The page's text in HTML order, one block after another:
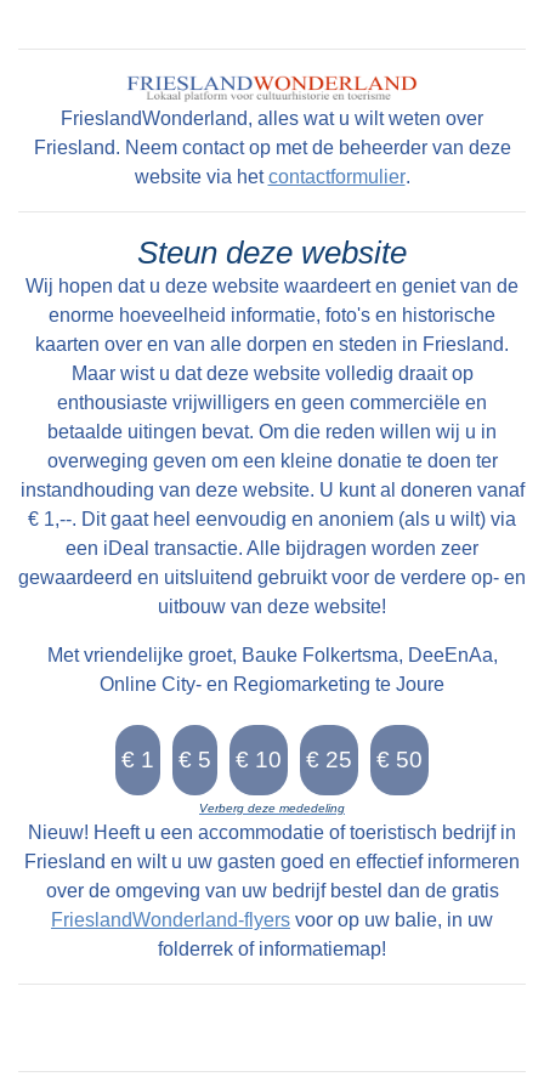
staande en geleegen onder den Dorpe Folsgara
, in het geheel groot na naam 69 Pondematen
alle kostelyke Greidlanden belast met 17 1/2
en kan alsdan vry van Huuringe door den Koper
worden aangevaard.
stinsgracht genoemd. Uit het Register van
aanbreng van 1511 blijkt dat Epa Ighaz “eijgen
geërffd” eigenaar is en Albert Hoytes pachtboer
op de grootste boerderij onder Folsgara. De
boerderij omvat dan LXXX (80) ponden land,
waarvan “36 ponden Hooijland, 31 ponden
Grasland en 7 ponden Reijdland”. Het land ten
zuiden van de boerderij wordt het “lege meden”
genoemd, waaraan het rijeedmeer (rietmeer) ligt.
Het rijeedland (rietland) ligt tegen de “die grote
Rien”. Verder is er nog “6 ponden saedlant
leggende, om ende om op ende an Epas vors.
stins graft”. Deze stinsgracht omsloot de
stinswier en lag tegen het “saedland” aan. Een
andere naam die wordt gebruikt voor stinswier is
‘wijer’. Deze naam komen we tegen in het
Register van aanbreng bij de buurman van Epa
Ighaz op Suderburen. Lolla Taekaz is hier
pachtboer en “dije halve huijssteed mijt die
halve wijer hoert Epa voer XIV st “. Epa Ighaz is
dus eigenaar van de stins op Walma state en
bezit de helft van de wijer (wier) op Suderburen.
Walma state ligt niet aan een doorgaande route.
De oude Middelzeedijk is eind 12e eeuw
grotendeels weggeslagen door een stormvloed,
waarschijnlijk in 1170. Het voetpad van
Folsgare naar Oosthem is de enige
landverbinding. Het pad is ongeschikt voor het
FrieslandWonderland, alles wat u wilt weten over
Friesland. Neem contact op met de beheerder van deze
website via hetcontactformulier.
Steun deze website
Wij hopen dat u deze website waardeert en geniet van de
enorme hoeveelheid informatie, foto's en historische
kaarten over en van alle dorpen en steden in Friesland.
Maar wist u dat deze website volledig draait op
enthousiaste vrijwilligers en geen commerciële en
betaalde uitingen bevat. Om die reden willen wij u in
overweging geven om een kleine donatie te doen ter
instandhouding van deze website. U kunt al doneren vanaf
€ 1,--. Dit gaat heel eenvoudig en anoniem (als u wilt) via
een iDeal transactie. Alle bijdragen worden zeer
gewaardeerd en uitsluitend gebruikt voor de verdere op- en
uitbouw van deze website!
Met vriendelijke groet, Bauke Folkertsma, DeeEnAa,
Online City- en Regiomarketing te Joure
Verberg deze mededeling
Nieuw! Heeft u een accommodatie of toeristisch bedrijf in
Friesland en wilt u uw gasten goed en effectief informeren
over de omgeving van uw bedrijf bestel dan de gratis
FrieslandWonderland-flyers voor op uw balie, in uw
folderrek of informatiemap!